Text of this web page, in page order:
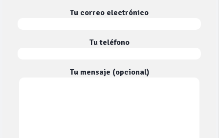
Tu correo electrónico
Tu teléfono
Tu mensaje (opcional)